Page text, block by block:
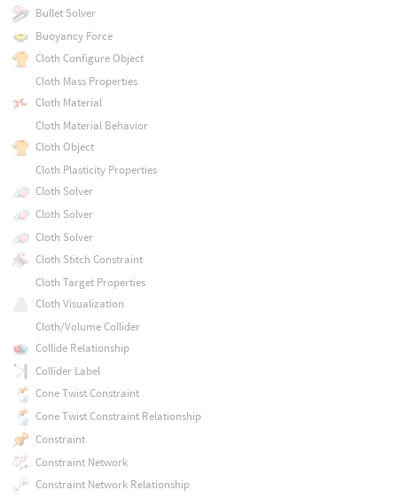
Bullet Solver
Buoyancy Force
Cloth Configure Object
Cloth Mass Properties
Cloth Material
Cloth Material Behavior
Cloth Object
Cloth Plasticity Properties
Cloth Solver
Cloth Solver
Cloth Solver
Cloth Stitch Constraint
Cloth Target Properties
Cloth Visualization
Cloth/Volume Collider
Collide Relationship
Collider Label
Cone Twist Constraint
Cone Twist Constraint Relationship
Constraint
Constraint Network
Constraint Network Relationship